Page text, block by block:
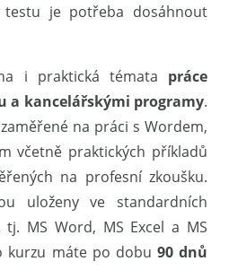
testu je potřeba dosáhnout
i praktická témata práce
a kancelářskými programy.
na práci s Wordem,
včetně praktických příkladů
na profesní zkoušku.
uloženy ve standardních
MS Word, MS Excel a MS
kurzu máte po dobu 90 dnů